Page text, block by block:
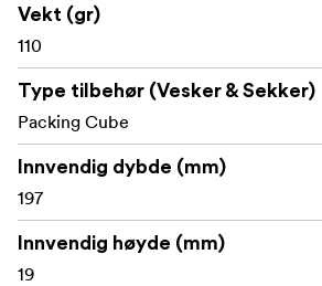
Vekt (gr)
110
Type tilbehør (Vesker & Sekker)
Packing Cube
Innvendig dybde (mm)
197
Innvendig høyde (mm)
19